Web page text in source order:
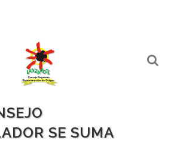
SE SUMA